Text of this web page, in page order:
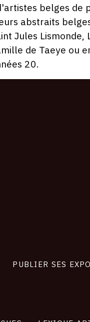
belges de
abstraits
Jules Lismonde,
de Taeye ou
20.
PUBLIER SES